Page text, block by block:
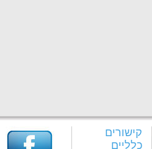
קישורים
כלליים